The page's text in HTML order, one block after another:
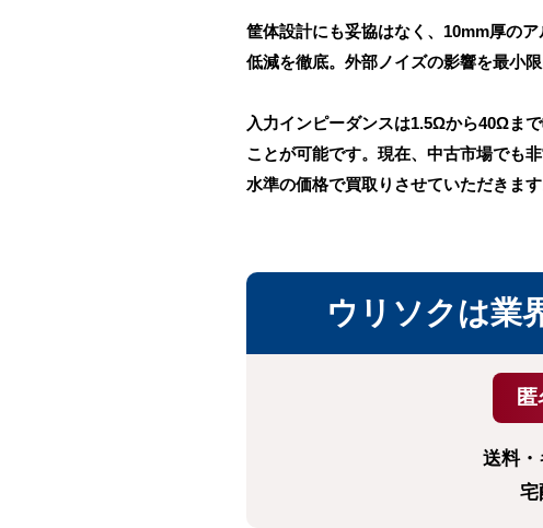
筐体設計にも妥協はなく、10mm厚の
低減を徹底。外部ノイズの影響を最小
入力インピーダンスは1.5Ωから40Ωま
ことが可能です。現在、中古市場でも
水準の価格で買取りさせていただきます
ウリソクは業
送料・
宅